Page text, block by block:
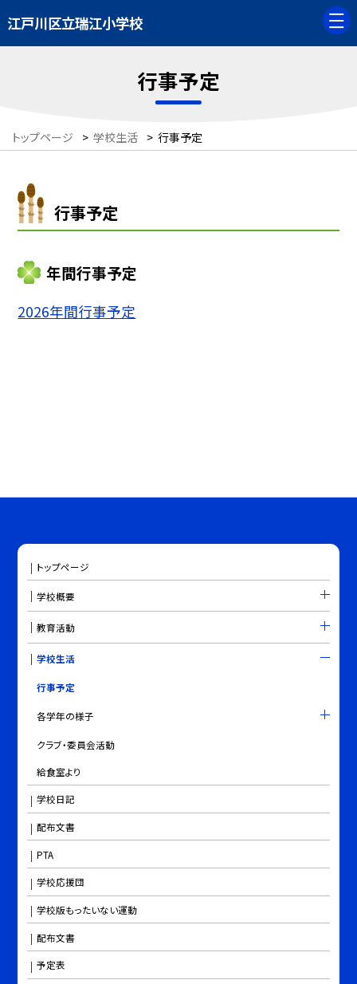
江戸川区立瑞江小学校
行事予定
トップページ > 学校生活 > 行事予定
行事予定
年間行事予定
2026年間行事予定
トップページ
学校概要
教育活動
学校生活
行事予定
各学年の様子
クラブ・委員会活動
給食室より
学校日記
配布文書
PTA
学校応援団
学校版もったいない運動
配布文書
予定表